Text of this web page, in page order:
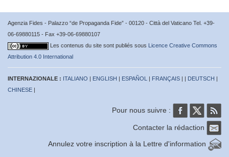
Agenzia Fides - Palazzo “de Propaganda Fide” - 00120 - Città del Vaticano Tel. +39-
06-69880115 - Fax +39-06-69880107
Les contenus du site sont publiés sous Licence Creative Commons
Attribution 4.0 International
INTERNAZIONALE : ITALIANO | ENGLISH | ESPAÑOL | FRANÇAIS | | DEUTSCH |
CHINESE |
Pour nous suivre :
Contacter la rédaction
Annulez votre inscription à la Lettre d'information